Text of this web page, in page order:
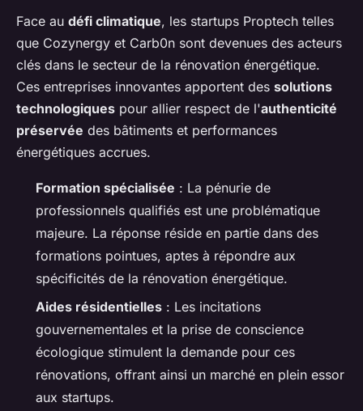
Face au défi climatique, les startups Proptech telles
que Cozynergy et Carb0n sont devenues des acteurs
clés dans le secteur de la rénovation énergétique.
Ces entreprises innovantes apportent des solutions
technologiques pour allier respect de l'authenticité
préservée des bâtiments et performances
énergétiques accrues.
Formation spécialisée : La pénurie de
professionnels qualifiés est une problématique
majeure. La réponse réside en partie dans des
formations pointues, aptes à répondre aux
spécificités de la rénovation énergétique.
Aides résidentielles : Les incitations
gouvernementales et la prise de conscience
écologique stimulent la demande pour ces
rénovations, offrant ainsi un marché en plein essor
aux startups.